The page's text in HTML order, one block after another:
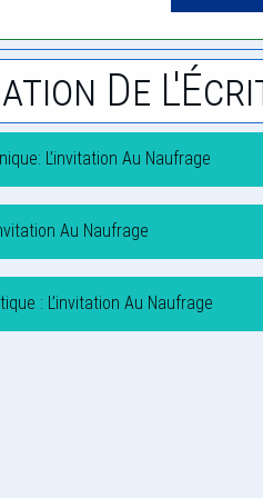
De
L’invitation Au Naufrage
Au Naufrage
: L’invitation Au Naufrage